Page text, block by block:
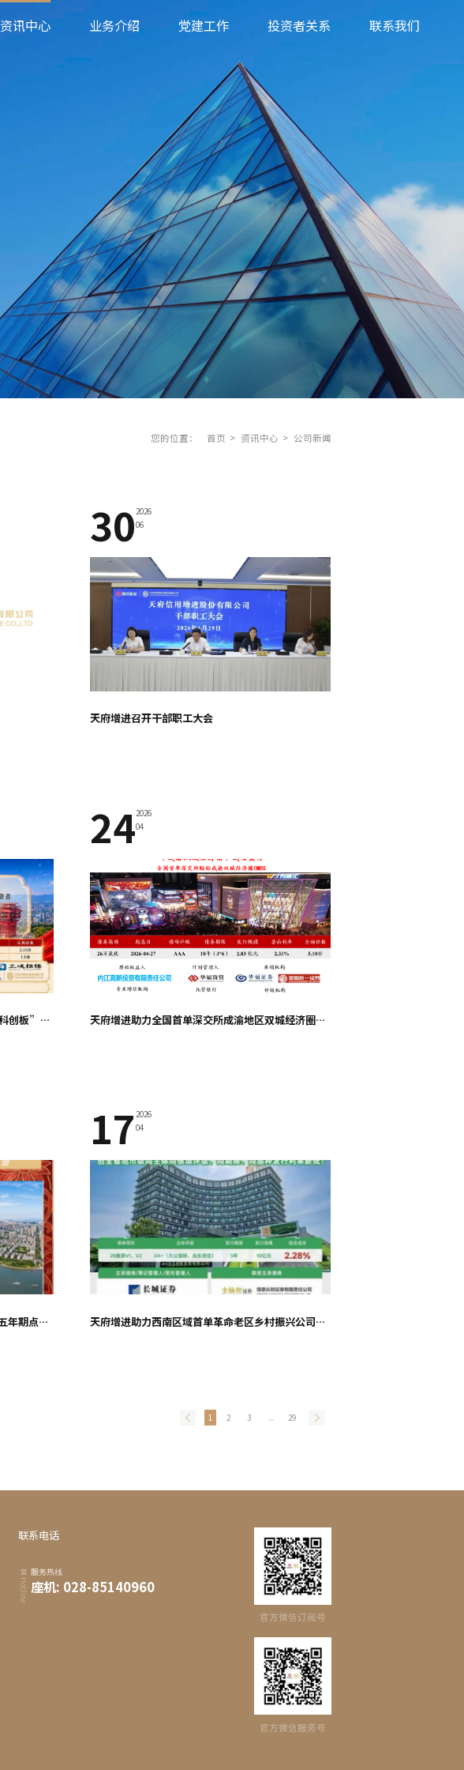
资讯中心 业务介绍 党建工作 投资者关系 联系我们
您的位置： 首页 资讯中心 公司新闻
302026
06
天府增进召开干部职工大会
科创债“三连发”助力多地市实现债市“科创板”融资突破
242026
04
天府增进助力全国首单深交所成渝地区双城经济圈CMBS成功发行
天府增进助力全国首单专业增信机构增信五年期点心债成功落地
17 2026
04
天府增进助力西南区域首单革命老区乡村振兴公司债券成功发行
1 2 3 ... 29
联系电话
Hotline
服务热线
座机: 028-85140960
官方微信订阅号
官方微信服务号